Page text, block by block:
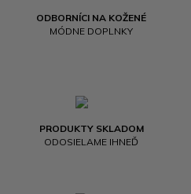
ODBORNÍCI NA KOŽENÉ
MÓDNE DOPLNKY
PRODUKTY SKLADOM
ODOSIELAME IHNEĎ